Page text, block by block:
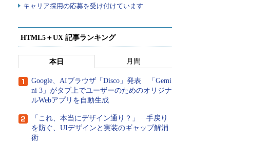
キャリア採用の応募を受け付けています
HTML5＋UX 記事ランキング
本日 月間
Google、AIブラウザ「Disco」発表 「Gemi
ni 3」がタブ上でユーザーのためのオリジナ
ルWebアプリを自動生成
「これ、本当にデザイン通り？」 手戻り
を防ぐ、UIデザインと実装のギャップ解消
術